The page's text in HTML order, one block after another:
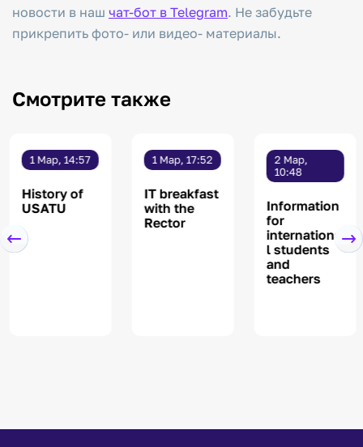
новости в наш чат-бот в Telegram. Не забудьте
прикрепить фото- или видео- материалы.
Смотрите также
1 Мар, 14:57
History of
USATU
1 Мар, 17:52
IT breakfast
with the
Rector
2 Мар,
10:48
Information
for
internationa
l students
and
teachers